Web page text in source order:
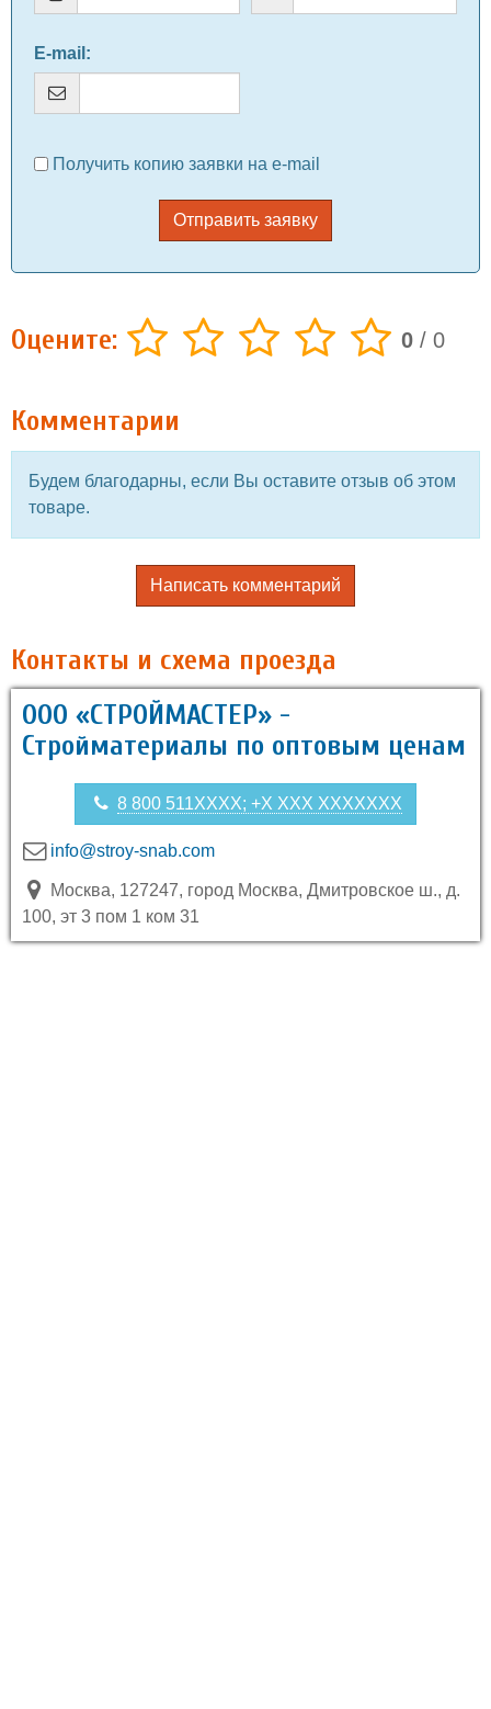
E-mail :
Получить копию заявки на e-mail
Отправить заявку
Оцените: 0 / 0
Комментарии
Будем благодарны, если Вы оставите отзыв об этом
товаре.
Написать комментарий
Контакты и схема проезда
ООО «СТРОЙМАСТЕР» -
Стройматериалы по оптовым ценам
8 800 511XXXX; +X XXX XXXXXXX
info@stroy-snab.com
Москва, 127247, город Москва, Дмитровское ш., д.
100, эт 3 пом 1 ком 31